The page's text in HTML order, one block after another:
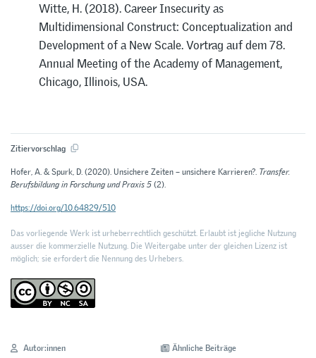
Witte, H. (2018). Career Insecurity as
Multidimensional Construct: Conceptualization and
Development of a New Scale. Vortrag auf dem 78.
Annual Meeting of the Academy of Management,
Chicago, Illinois, USA.
Zitiervorschlag
Hofer, A. & Spurk, D. (2020). Unsichere Zeiten – unsichere Karrieren?. Transfer.
Berufsbildung in Forschung und Praxis 5(2).
https://doi.org/10.64829/510
Das vorliegende Werk ist urheberrechtlich geschützt. Erlaubt ist jegliche Nutzung
ausser die kommerzielle Nutzung. Die Weitergabe unter der gleichen Lizenz ist
möglich; sie erfordert die Nennung des Urhebers.
Autor:innen Ähnliche Beiträge